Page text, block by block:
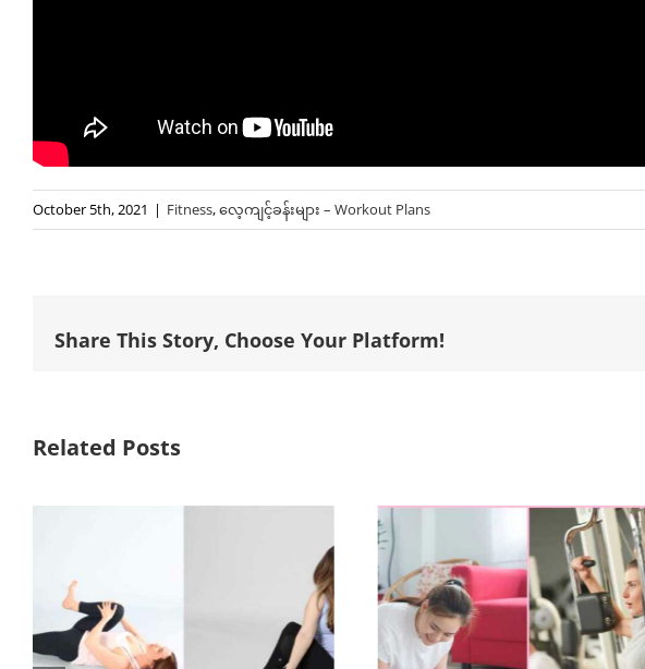
October 5th, 2021 | Fitness,လေ့ကျင့်ခန်းများ – Workout Plans
Share This Story, Choose Your Platform!
Related Posts